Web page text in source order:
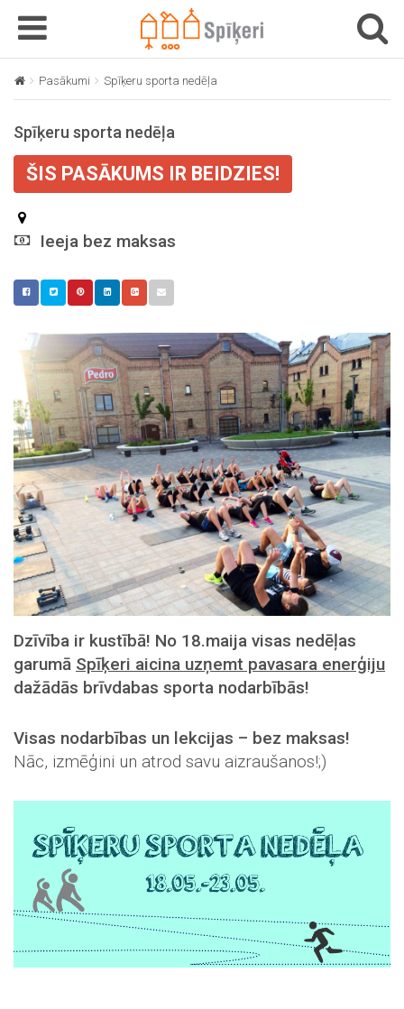
T
o
g
e
v
g
t
i
T
n
Pasākumi Spīķeru sporta nedēļa
Spīķeru sporta nedēļa
ŠIS PASĀKUMS IR BEIDZIES!
Ieeja bez maksas
Dzīvība ir kustībā! No 18.maija visas nedēļas
garumā Spīķeri aicina uzņemt pavasara enerģiju
dažādās brīvdabas sporta nodarbībās!
Visas nodarbības un lekcijas – bez maksas!
Nāc, izmēģini un atrod savu aizraušanos!;)